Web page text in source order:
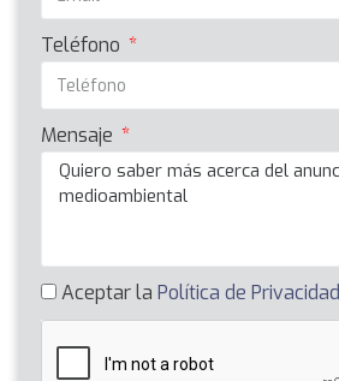
Teléfono
Mensaje
Aceptar la Política de Privacidad